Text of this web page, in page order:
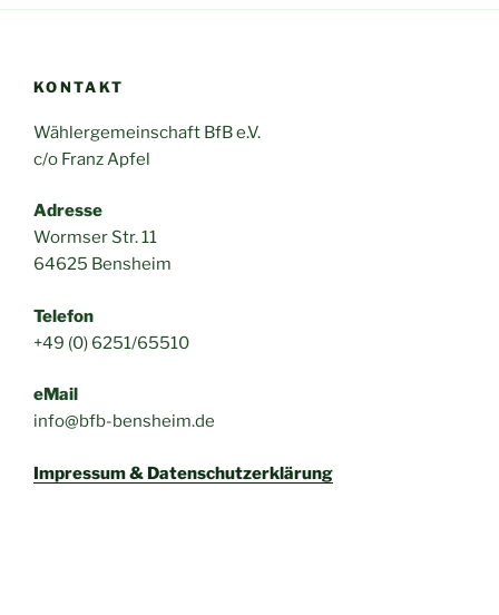
KONTAKT
Wählergemeinschaft BfB e.V.
c/o Franz Apfel
Adresse
Wormser Str. 11
64625 Bensheim
Telefon
+49 (0) 6251/65510
eMail
info@bfb-bensheim.de
Impressum & Datenschutzerklärung